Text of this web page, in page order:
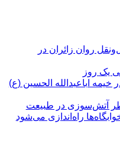
روان زائران در
خیمه اباعبدالله الحسین (ع)
آتش‌سوزی در طبیعت
راه‌اندازی می‌شود